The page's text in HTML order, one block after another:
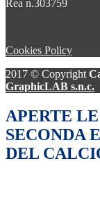
Rea n.303759
Cookies Policy
2017 © Copyright
GraphicLAB s.n.c.
APERTE
SECONDA
DEL